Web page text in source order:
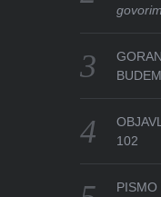
102
PISMO